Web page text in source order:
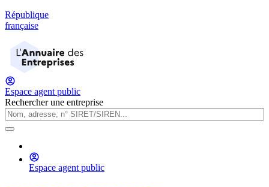
République
française
Espace agent public
Rechercher une entreprise
Espace agent public